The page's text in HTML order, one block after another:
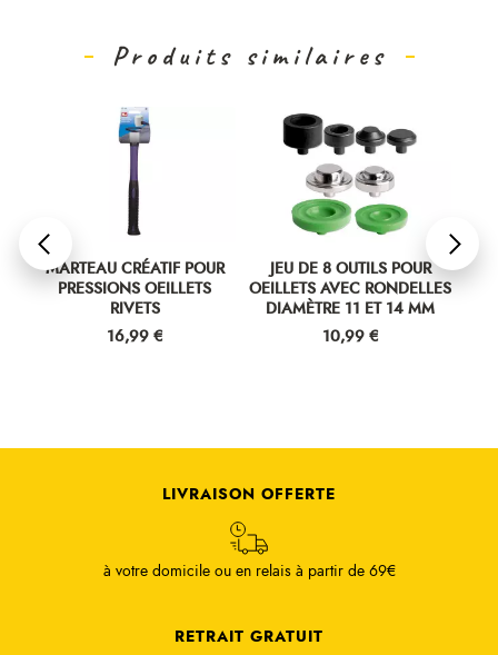
Produits similaires
MARTEAU CRÉATIF POUR
PRESSIONS OEILLETS
RIVETS
Prix
16,99 €
JEU DE 8 OUTILS POUR
OEILLETS AVEC RONDELLES
DIAMÈTRE 11 ET 14 MM
Prix
10,99 €
LIVRAISON OFFERTE
à votre domicile ou en relais à partir de 69€
RETRAIT GRATUIT